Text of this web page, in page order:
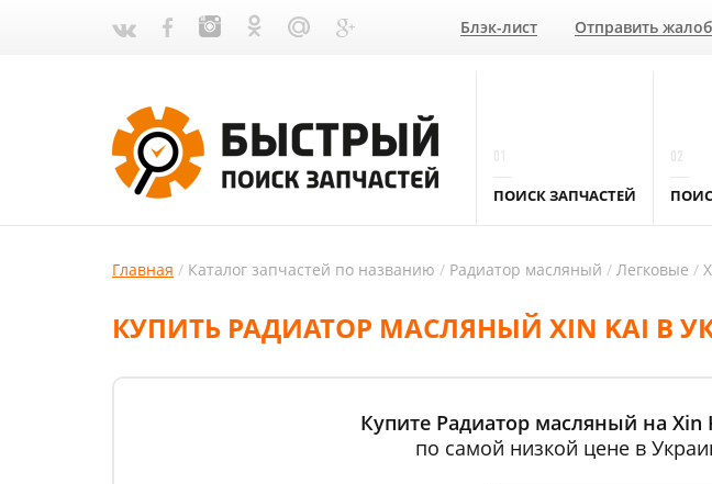
Блэк-лист Отправить
ПОИСК ЗАПЧАСТЕЙ
Главная Каталог запчастей по названию Радиатор масляный Легковые
КУПИТЬ РАДИАТОР МАСЛЯНЫЙ XIN KAI В
Купите Радиатор масляный на Xin
по самой низкой цене в